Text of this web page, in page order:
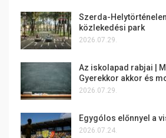
Szerda-
közlekedési park
2026.07.29.
Az iskolapad rabjai |
Gyerekkor akkor és
2026.07.29.
Egygólos előnnyel a
2026.07.24.